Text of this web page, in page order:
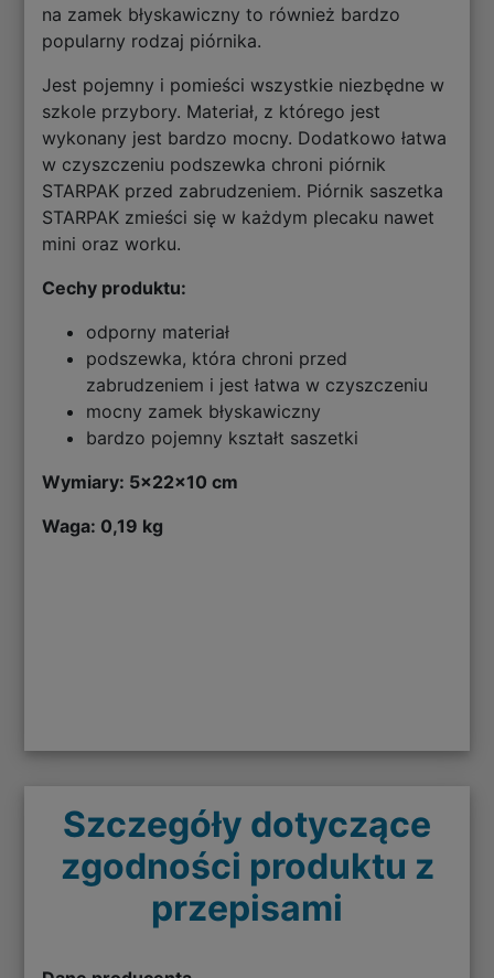
na zamek błyskawiczny to również bardzo
popularny rodzaj piórnika.
Jest pojemny i pomieści wszystkie niezbędne w
szkole przybory. Materiał, z którego jest
wykonany jest bardzo mocny. Dodatkowo łatwa
w czyszczeniu podszewka chroni piórnik
STARPAK przed zabrudzeniem. Piórnik saszetka
STARPAK zmieści się w każdym plecaku nawet
mini oraz worku.
Cechy produktu:
odporny materiał
podszewka, która chroni przed
zabrudzeniem i jest łatwa w czyszczeniu
mocny zamek błyskawiczny
bardzo pojemny kształt saszetki
Wymiary: 5x22x10 cm
Waga: 0,19 kg
Szczegóły dotyczące
zgodności produktu z
przepisami